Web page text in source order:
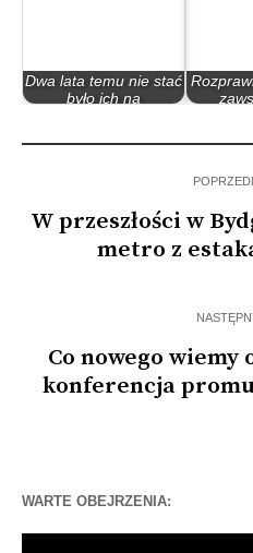
Dwa lata temu nie stać
było ich na
W przeszłości w
metro z
Co nowego wiemy
konferencja
WARTE OBEJRZENIA: